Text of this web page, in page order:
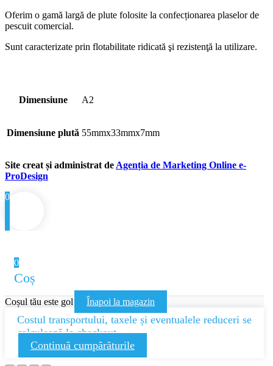
Oferim o gamă largă de plute folosite la confecționarea plaselor de
pescuit comercial.
Sunt caracterizate prin flotabilitate ridicată şi rezistenţă la utilizare.
Dimensiune A2
Dimensiune plută 55mmx33mmx7mm
Site creat și administrat de Agenția de Marketing Online e-
ProDesign
0
0
Coș
Coșul tău este gol Înapoi la magazin
Costul transportului, taxele și eventualele reduceri se
calculează la checkout
Continuă cumpărăturile